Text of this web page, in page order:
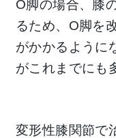
O脚の場合、膝
るため、O脚を
がかかるように
がこれまでにも
変形性膝関節で